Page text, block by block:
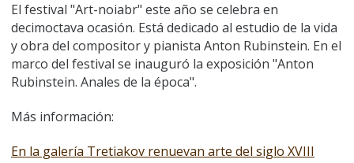
El festival "Art-noiabr" este año se celebra en
decimoctava ocasión. Está dedicado al estudio de la vida
y obra del compositor y pianista Anton Rubinstein. En el
marco del festival se inauguró la exposición "Anton
Rubinstein. Anales de la época".
Más información:
En la galería Tretiakov renuevan arte del siglo XVIII